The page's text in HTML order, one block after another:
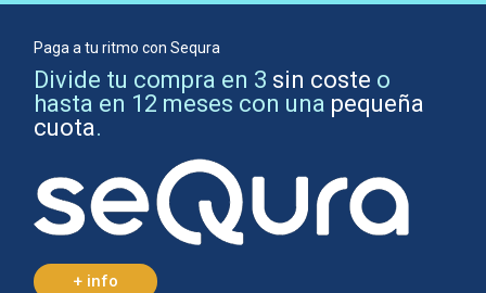
Paga a tu ritmo con Sequra
Divide tu compra en 3 sin coste o
hasta en 12 meses con una pequeña
cuota.
+ info